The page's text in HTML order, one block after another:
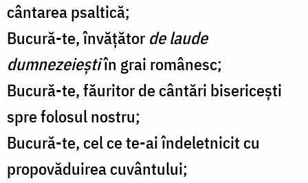
cântarea psaltică;
Bucură-te, învățător de laude
dumnezeieștiîn grai românesc;
Bucură-te, făuritor de cântări bisericești
spre folosul nostru;
Bucură-te, cel ce te-ai îndeletnicit cu
propovăduirea cuvântului;